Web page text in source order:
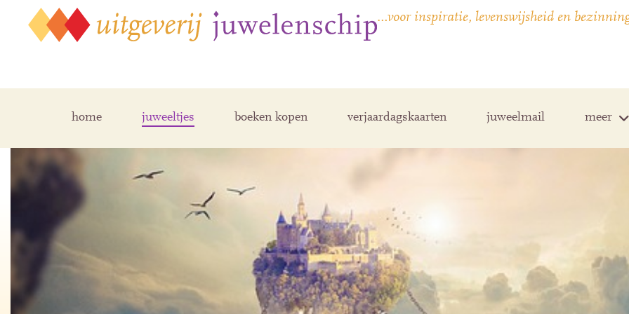
…voor inspiratie, levenswijsheid en
home juweeltjes boeken kopen verjaardagskaarten juweelmail meer